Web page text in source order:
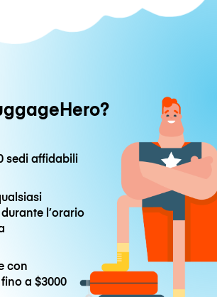
sedi affidabili
l’orario
con
fino a$3000